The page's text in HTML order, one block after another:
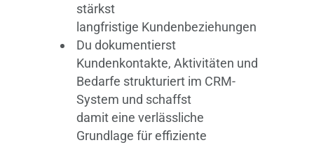
stärkst
langfristige Kundenbeziehungen
Du dokumentierst
Kundenkontakte, Aktivitäten und
Bedarfe strukturiert im CRM-
System und schaffst
damit eine verlässliche
Grundlage für effiziente